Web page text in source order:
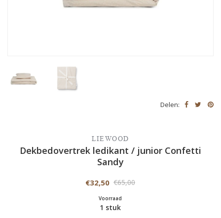
Delen:
LIEWOOD
Dekbedovertrek ledikant / junior Confetti
Sandy
€32,50 €65,00
Voorraad
1 stuk